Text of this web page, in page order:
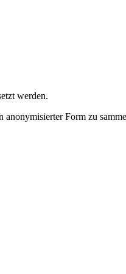
werden.
anonymisierter Form zu